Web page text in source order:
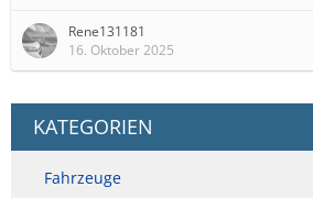
Rene131181
16. Oktober 2025
KATEGORIEN
Fahrzeuge